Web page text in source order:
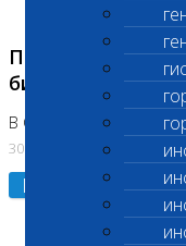
биохимических
В Сколково. Код
30.07.2026
Подробнее